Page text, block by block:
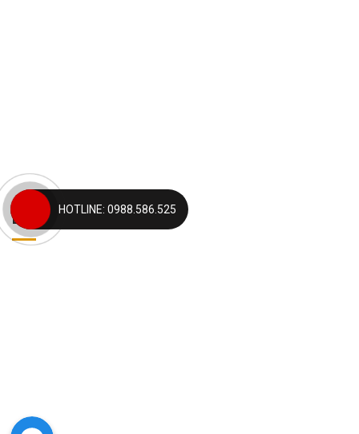
BẢN ĐỒ
HOTLINE: 0988.586.525
Facebook Messenger
Facebook Messenger